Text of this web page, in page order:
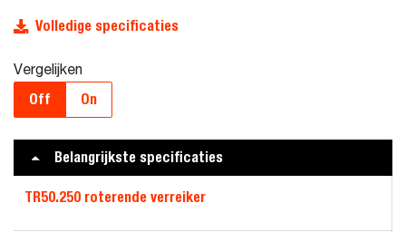
Volledige specificaties
Vergelijken
Off On
Belangrijkste specificaties
TR50.250 roterende verreiker